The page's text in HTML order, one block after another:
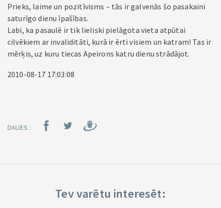
Prieks, laime un pozitīvisms – tās ir galvenās šo pasakaini
saturīgo dienu īpašības.
Labi, ka pasaulē ir tik lieliski pielāgota vieta atpūtai
cilvēkiem ar invaliditāti, kurā ir ērti visiem un katram! Tas ir
mērķis, uz kuru tiecas Apeirons katru dienu strādājot.
2010-08-17 17:03:08
DALIES :
Tev varētu interesēt: